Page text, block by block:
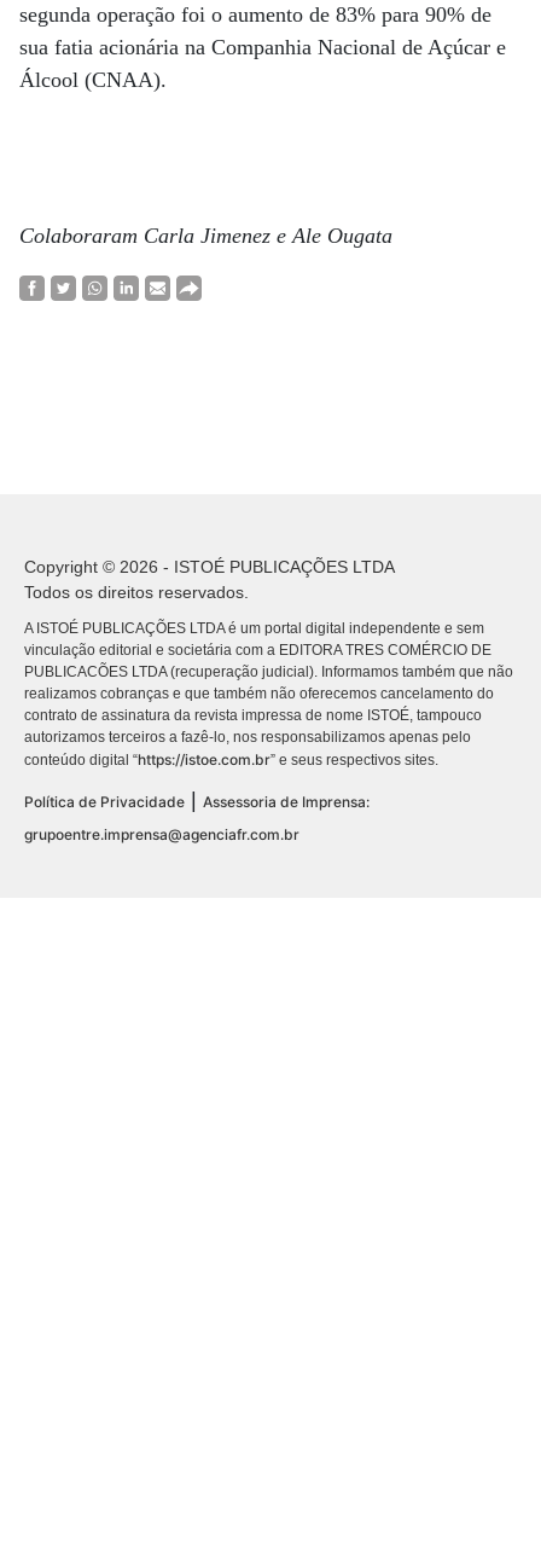
segunda operação foi o aumento de 83% para 90% de
sua fatia acionária na Companhia Nacional de Açúcar e
Álcool (CNAA).
Colaboraram Carla Jimenez e Ale Ougata
Copyright © 2026 - ISTOÉ PUBLICAÇÕES LTDA
Todos os direitos reservados.
A ISTOÉ PUBLICAÇÕES LTDA é um portal digital independente e sem
vinculação editorial e societária com a EDITORA TRES COMÉRCIO DE
PUBLICACÕES LTDA (recuperação judicial). Informamos também que não
realizamos cobranças e que também não oferecemos cancelamento do
contrato de assinatura da revista impressa de nome ISTOÉ, tampouco
autorizamos terceiros a fazê-lo, nos responsabilizamos apenas pelo
conteúdo digital “https://istoe.com.br” e seus respectivos sites.
Política de Privacidade | Assessoria de Imprensa:
grupoentre.imprensa@agenciafr.com.br